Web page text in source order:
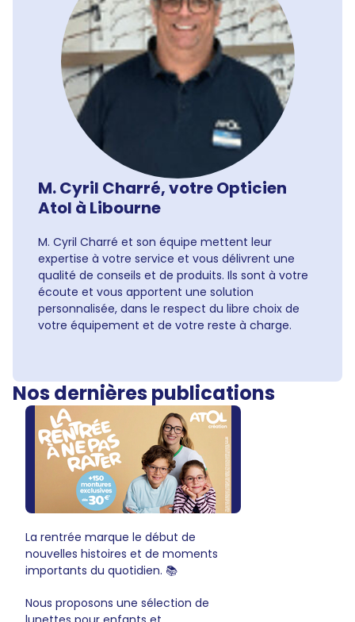
M. Cyril Charré, votre Opticien
Atol à Libourne
M. Cyril Charré et son équipe mettent leur
expertise à votre service et vous délivrent une
qualité de conseils et de produits. Ils sont à votre
écoute et vous apportent une solution
personnalisée, dans le respect du libre choix de
votre équipement et de votre reste à charge.
Nos dernières publications
La rentrée marque le début de
nouvelles histoires et de moments
importants du quotidien. 📚
Nous proposons une sélection de